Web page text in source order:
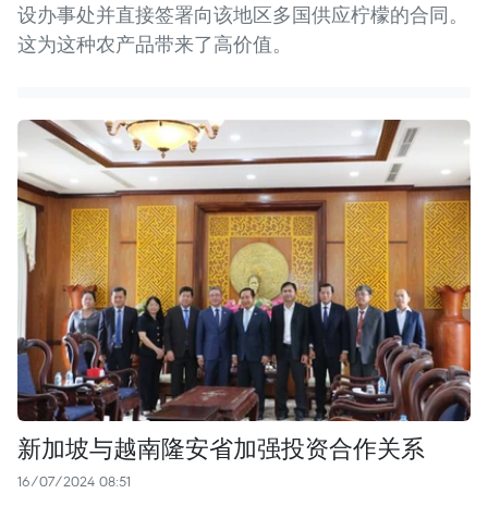
设办事处并直接签署向该地区多国供应柠檬的合同。
这为这种农产品带来了高价值。
新加坡与越南隆安省加强投资合作关系
16/07/2024 08:51